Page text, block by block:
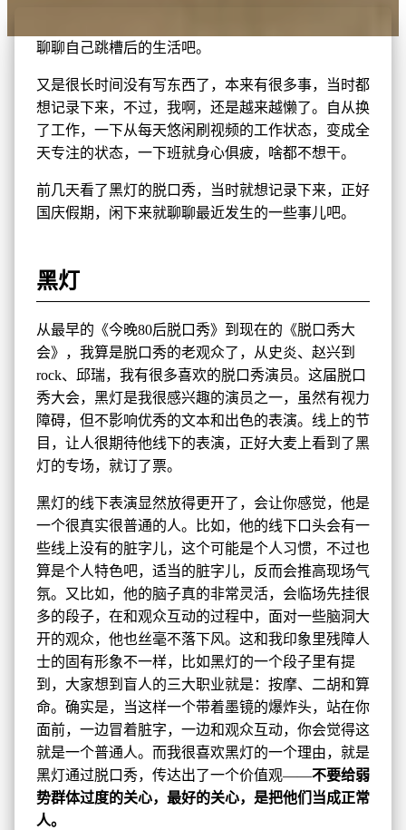
聊聊自己跳槽后的生活吧。
又是很长时间没有写东西了，本来有很多事，当时都
想记录下来，不过，我啊，还是越来越懒了。自从换
了工作，一下从每天悠闲刷视频的工作状态，变成全
天专注的状态，一下班就身心俱疲，啥都不想干。
前几天看了黑灯的脱口秀，当时就想记录下来，正好
国庆假期，闲下来就聊聊最近发生的一些事儿吧。
黑灯
从最早的《今晚80后脱口秀》到现在的《脱口秀大
会》，我算是脱口秀的老观众了，从史炎、赵兴到
rock、邱瑞，我有很多喜欢的脱口秀演员。这届脱口
秀大会，黑灯是我很感兴趣的演员之一，虽然有视力
障碍，但不影响优秀的文本和出色的表演。线上的节
目，让人很期待他线下的表演，正好大麦上看到了黑
灯的专场，就订了票。
黑灯的线下表演显然放得更开了，会让你感觉，他是
一个很真实很普通的人。比如，他的线下口头会有一
些线上没有的脏字儿，这个可能是个人习惯，不过也
算是个人特色吧，适当的脏字儿，反而会推高现场气
氛。又比如，他的脑子真的非常灵活，会临场先挂很
多的段子，在和观众互动的过程中，面对一些脑洞大
开的观众，他也丝毫不落下风。这和我印象里残障人
士的固有形象不一样，比如黑灯的一个段子里有提
到，大家想到盲人的三大职业就是：按摩、二胡和算
命。确实是，当这样一个带着墨镜的爆炸头，站在你
面前，一边冒着脏字，一边和观众互动，你会觉得这
就是一个普通人。而我很喜欢黑灯的一个理由，就是
黑灯通过脱口秀，传达出了一个价值观——不要给弱
势群体过度的关心，最好的关心，是把他们当成正常
人。